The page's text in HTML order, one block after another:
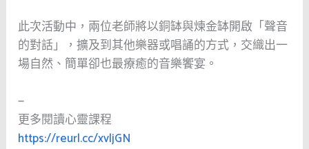
此次活動中，兩位老師將以銅缽與煉金缽開啟「聲音
的對話」，擴及到其他樂器或唱誦的方式，交織出一
場自然、簡單卻也最療癒的音樂饗宴。
—
更多閱讀心靈課程
https://reurl.cc/xvljGN